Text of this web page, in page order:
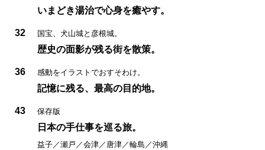
いまどき湯治で心身を癒やす。
32 国宝、犬山城と彦根城。
歴史の面影が残る街を散策。
36 感動をイラストでおすそわけ。
記憶に残る、最高の目的地。
43 保存版
日本の手仕事を巡る旅。
益子／瀬戸／会津／唐津／輪島／沖縄